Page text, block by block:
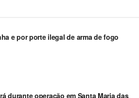
e por porte ilegal de arma de fogo
durante operação em Santa Maria das